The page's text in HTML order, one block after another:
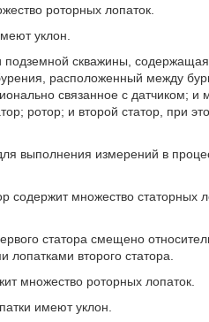
роторных лопаток.
уклон.
скважины,
расположенный между
связанное с датчиком; и
ротор; и второй статор, при
выполнения измерений в
содержит множество статорных
статора смещено
лопатками второго статора.
множество роторных лопаток.
имеют уклон.